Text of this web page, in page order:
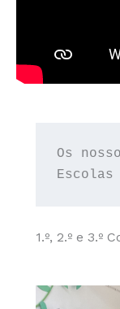
Os
Escolas
1.º, 2.º e 3.º